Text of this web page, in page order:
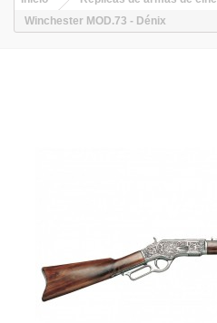
Winchester MOD.73 - Dénix